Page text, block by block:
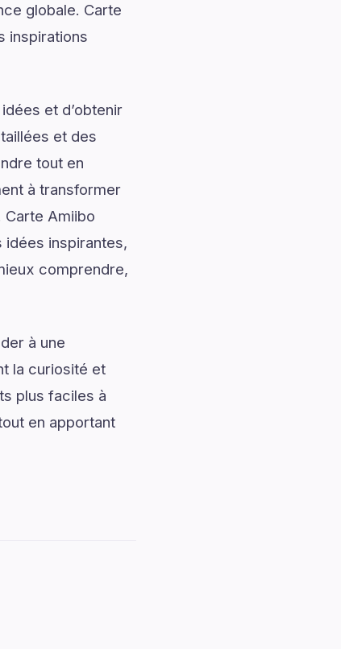
globale. Carte
inspirations
et d’obtenir
et des
tout en
à transformer
Amiibo
idées inspirantes,
comprendre,
à une
la curiosité et
plus faciles à
en apportant